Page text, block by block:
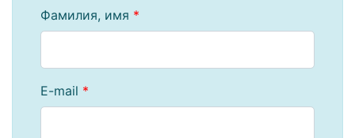
Фамилия, имя *
E-mail *